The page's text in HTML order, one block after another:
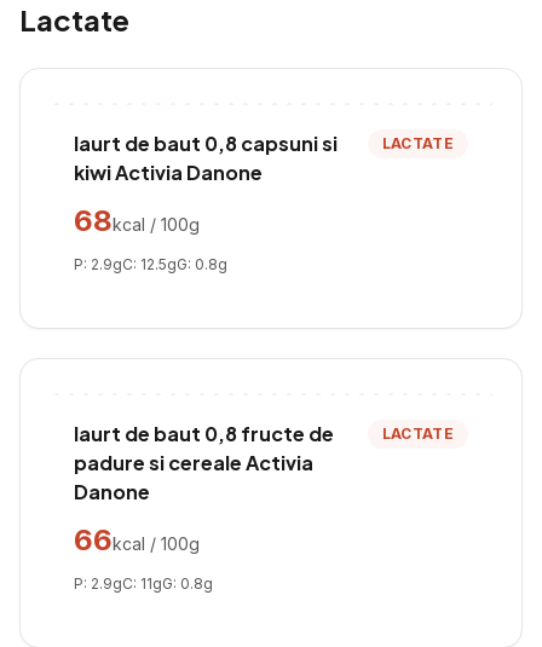
Lactate
Iaurt de baut 0,8 capsuni si
kiwi Activia Danone
LACTATE
68kcal / 100g
P: 2.9gC: 12.5gG: 0.8g
Iaurt de baut 0,8 fructe de
padure si cereale Activia
Danone
LACTATE
66kcal / 100g
P: 2.9gC: 11gG: 0.8g